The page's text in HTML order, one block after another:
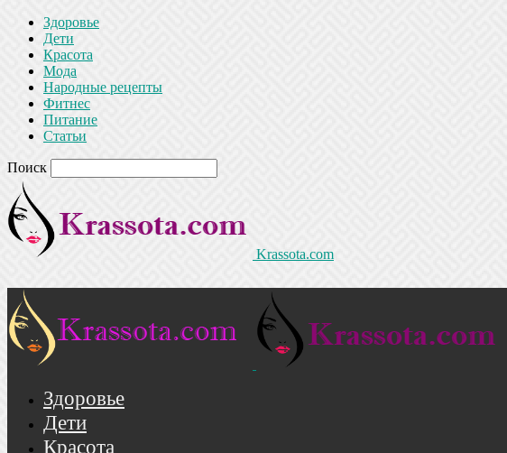
Здоровье
Дети
Красота
Мода
Народные рецепты
Фитнес
Питание
Статьи
Поиск
Krassota.com
Здоровье
Дети
Красота